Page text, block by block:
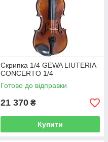
Скрипка 1/4 GEWA LIUTERIA
CONCERTO 1/4
Готово до відправки
21 370 ₴
Купити